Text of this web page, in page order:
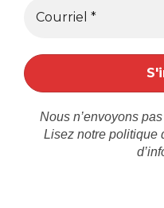
Nous n’envoyons
Lisez notre politique